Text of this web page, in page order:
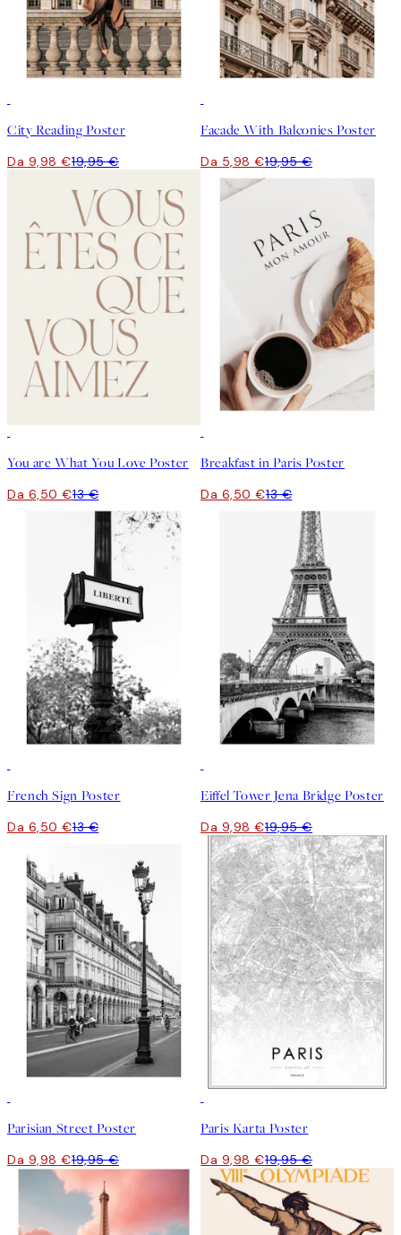
City Reading Poster
Da 9,98 €19,95 €
Facade With Balconies Poster
Da 5,98 €19,95 €
You are What You Love Poster
Da 6,50 €13 €
Breakfast in Paris Poster
Da 6,50 €13 €
French Sign Poster
Da 6,50 €13 €
Eiffel Tower Jena Bridge Poster
Da 9,98 €19,95 €
Parisian Street Poster
Da 9,98 €19,95 €
Paris Karta Poster
Da 9,98 €19,95 €